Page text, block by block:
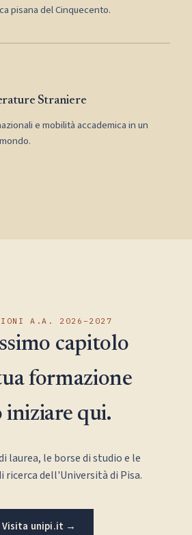
pisana del Cinquecento.
Straniere
e mobilità accademica in un
A.A. 2026–2027
capitolo
formazione
iniziare qui.
laurea, le borse di studio e le
dell'Università di Pisa.
Visita unipi.it →